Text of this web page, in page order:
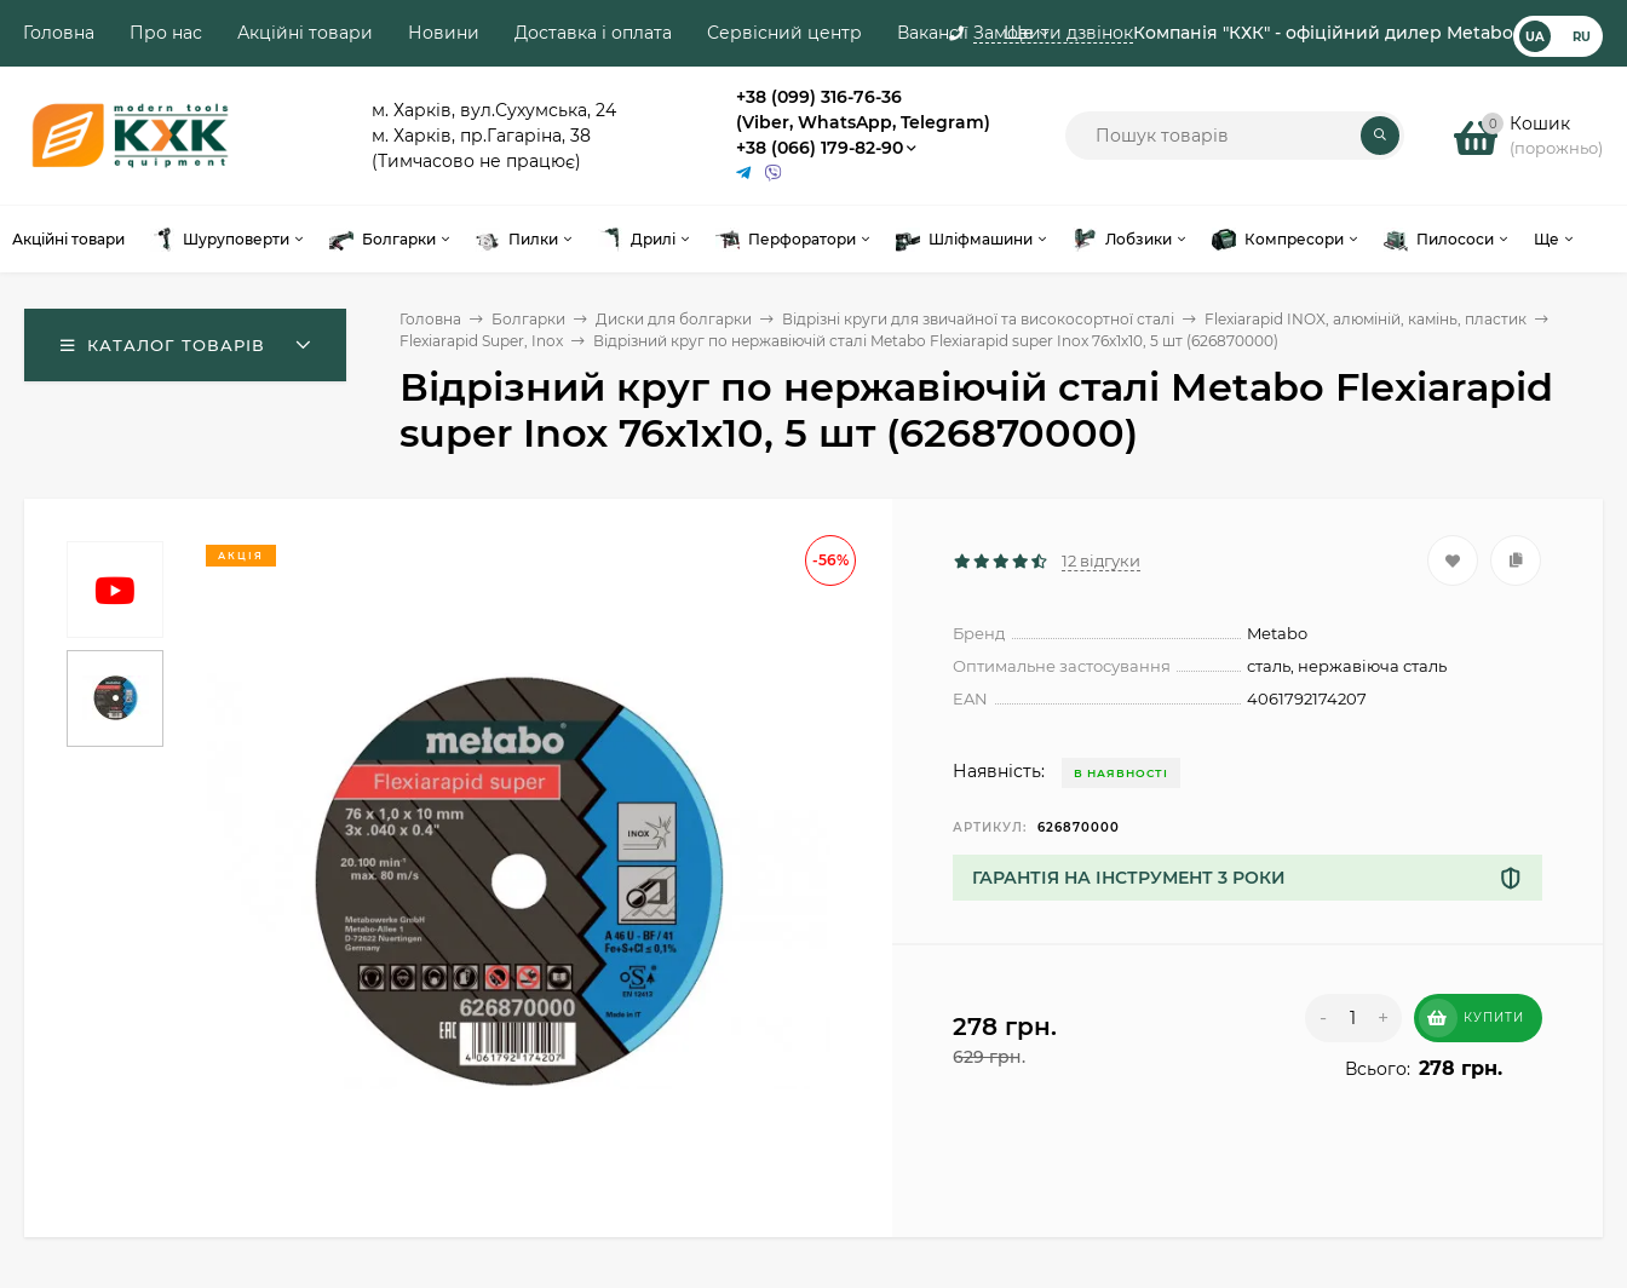
Замовити дзвінокКомпанія "КХК" - офіційний дилер Metabo UA RU
Головна Про нас Акційні товари Новини Доставка і оплата Сервісний центр Вакансії Ще
м. Харків, вул.Сухумська, 24
м. Харків, пр.Гагаріна, 38
(Тимчасово не працює)
+38 (099) 316-76-36
(Viber, WhatsApp, Telegram)
+38 (066) 179-82-90
0 Кошик
(порожньо)
Акційні товари Шуруповерти Болгарки Пилки Дрилі Перфоратори Шліфмашини Лобзики Компресори Пилососи Ще
КАТАЛОГ ТОВАРІВ
Головна Болгарки Диски для болгарки Відрізні круги для звичайної та високосортної сталі
Flexiarapid INOX, алюміній, камінь, пластик
Flexiarapid Super, Inox
Відрізний круг по нержавіючій сталі Metabo Flexiarapid super Inox 76х1х10, 5 шт (626870000)
Відрізний круг по нержавіючій сталі Metabo Flexiarapid
super Inox 76х1х10, 5 шт (626870000)
-56%
АКЦІЯ 12 відгуки
Бренд
Metabo
Оптимальне застосування
сталь, нержавіюча сталь
EAN
4061792174207
Наявність: В НАЯВНОСТІ
АРТИКУЛ: 626870000
ГАРАНТІЯ НА ІНСТРУМЕНТ 3 РОКИ
278 грн.
629 грн.
- + КУПИТИ
Всього: 278 грн.